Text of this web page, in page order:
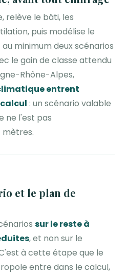
relève le bâti, les
puis modélise le
minimum deux scénarios
le gain de classe attendu
Rhône-Alpes,
entrent
: un scénario valable
ne l'est pas
mètres.
et le plan de
sur le reste à
, et non sur le
à cette étape que le
entre dans le calcul,